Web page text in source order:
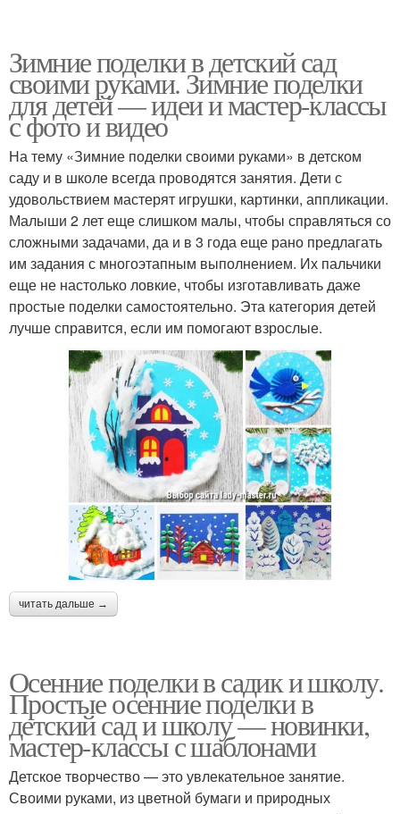
Зимние поделки в детский сад
своими руками. Зимние поделки
для детей — идеи и мастер-классы
с фото и видео
На тему «Зимние поделки своими руками» в детском
саду и в школе всегда проводятся занятия. Дети с
удовольствием мастерят игрушки, картинки, аппликации.
Малыши 2 лет еще слишком малы, чтобы справляться со
сложными задачами, да и в 3 года еще рано предлагать
им задания с многоэтапным выполнением. Их пальчики
еще не настолько ловкие, чтобы изготавливать даже
простые поделки самостоятельно. Эта категория детей
лучше справится, если им помогают взрослые.
читать дальше →
Осенние поделки в садик и школу.
Простые осенние поделки в
детский сад и школу — новинки,
мастер-классы с шаблонами
Детское творчество — это увлекательное занятие.
Своими руками, из цветной бумаги и природных